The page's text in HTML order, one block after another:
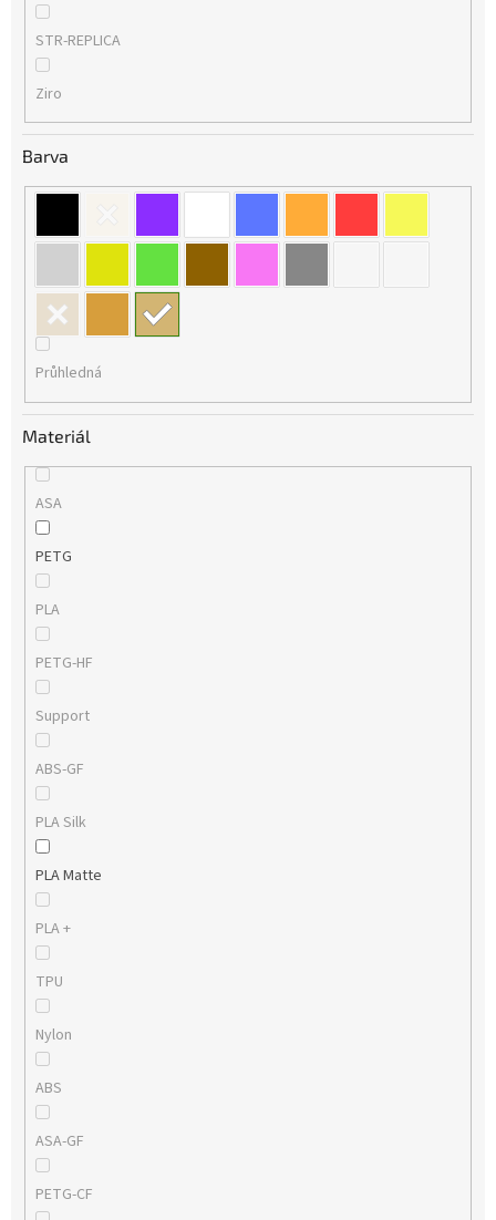
STR-REPLICA
Ziro
Barva
Průhledná
Materiál
ASA
PETG
PLA
PETG-HF
Support
ABS-GF
PLA Silk
PLA Matte
PLA +
TPU
Nylon
ABS
ASA-GF
PETG-CF